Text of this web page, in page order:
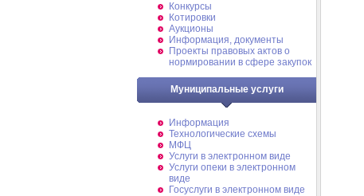
Конкурсы
Котировки
Аукционы
Информация, документы
Проекты правовых актов о
нормировании в сфере закупок
Муниципальные услуги
Информация
Технологические схемы
МФЦ
Услуги в электронном виде
Услуги опеки в электронном
виде
Госуслуги в электронном виде